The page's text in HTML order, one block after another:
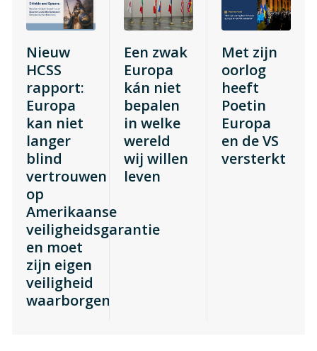
Nieuw
HCSS
rapport:
Europa
kan niet
langer
blind
vertrouwen
op
Amerikaanse
veiligheidsgarantie
en moet
zijn eigen
veiligheid
waarborgen
Een zwak
Europa
kán niet
bepalen
in welke
wereld
wij willen
leven
Met zijn
oorlog
heeft
Poetin
Europa
en de VS
versterkt